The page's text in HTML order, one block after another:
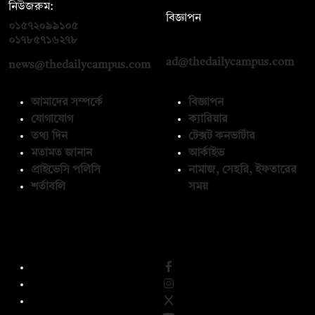
নিউজরুম:
০১৫৭২০৯৯১০৫
০১৭৮৫৭১৬২৭৮
news@thedailycampus.com
বিজ্ঞাপন
ad@thedailycampus.com
আমাদের সম্পর্কে
যোগাযোগ
তথ্য দিন
মতামত জানান
প্রাইভেসি পলিসি
শর্তাবলি
বিজ্ঞাপন
ক্যারিয়ার
টেক্সট কনভার্টার
আর্কাইভ
নামাজ, সেহরি, ইফতারের
সময়